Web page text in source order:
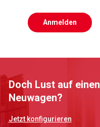
Anmelden
Doch Lust auf einen
Neuwagen?
Jetzt konfigurieren